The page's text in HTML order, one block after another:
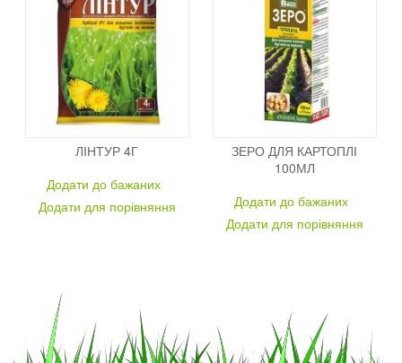
ЛІНТУР 4Г
Додати до бажаних
Додати для порівняння
ЗЕРО ДЛЯ КАРТОПЛІ
100МЛ
Додати до бажаних
Додати для порівняння